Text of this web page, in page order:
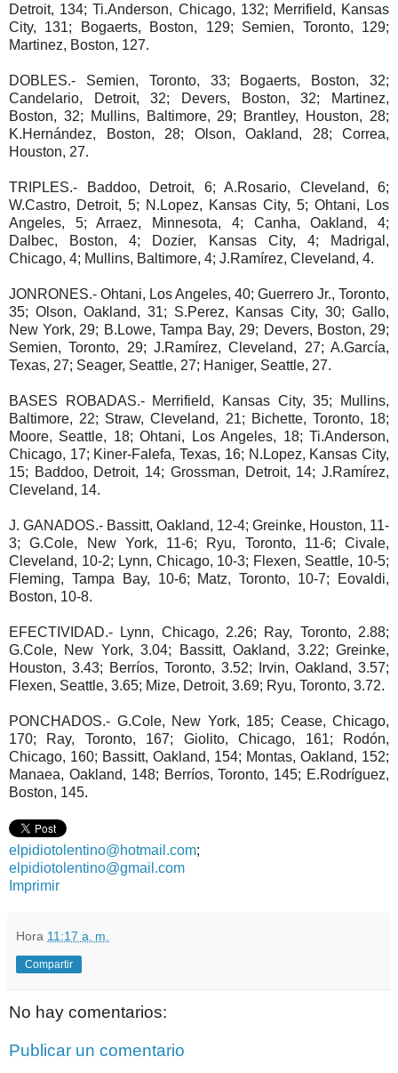
Detroit, 134; Ti.Anderson, Chicago, 132; Merrifield, Kansas
City, 131; Bogaerts, Boston, 129; Semien, Toronto, 129;
Martinez, Boston, 127.
DOBLES.- Semien, Toronto, 33; Bogaerts, Boston, 32;
Candelario, Detroit, 32; Devers, Boston, 32; Martinez,
Boston, 32; Mullins, Baltimore, 29; Brantley, Houston, 28;
K.Hernández, Boston, 28; Olson, Oakland, 28; Correa,
Houston, 27.
TRIPLES.- Baddoo, Detroit, 6; A.Rosario, Cleveland, 6;
W.Castro, Detroit, 5; N.Lopez, Kansas City, 5; Ohtani, Los
Angeles, 5; Arraez, Minnesota, 4; Canha, Oakland, 4;
Dalbec, Boston, 4; Dozier, Kansas City, 4; Madrigal,
Chicago, 4; Mullins, Baltimore, 4; J.Ramírez, Cleveland, 4.
JONRONES.- Ohtani, Los Angeles, 40; Guerrero Jr., Toronto,
35; Olson, Oakland, 31; S.Perez, Kansas City, 30; Gallo,
New York, 29; B.Lowe, Tampa Bay, 29; Devers, Boston, 29;
Semien, Toronto, 29; J.Ramírez, Cleveland, 27; A.García,
Texas, 27; Seager, Seattle, 27; Haniger, Seattle, 27.
BASES ROBADAS.- Merrifield, Kansas City, 35; Mullins,
Baltimore, 22; Straw, Cleveland, 21; Bichette, Toronto, 18;
Moore, Seattle, 18; Ohtani, Los Angeles, 18; Ti.Anderson,
Chicago, 17; Kiner-Falefa, Texas, 16; N.Lopez, Kansas City,
15; Baddoo, Detroit, 14; Grossman, Detroit, 14; J.Ramírez,
Cleveland, 14.
J. GANADOS.- Bassitt, Oakland, 12-4; Greinke, Houston, 11-
3; G.Cole, New York, 11-6; Ryu, Toronto, 11-6; Civale,
Cleveland, 10-2; Lynn, Chicago, 10-3; Flexen, Seattle, 10-5;
Fleming, Tampa Bay, 10-6; Matz, Toronto, 10-7; Eovaldi,
Boston, 10-8.
EFECTIVIDAD.- Lynn, Chicago, 2.26; Ray, Toronto, 2.88;
G.Cole, New York, 3.04; Bassitt, Oakland, 3.22; Greinke,
Houston, 3.43; Berríos, Toronto, 3.52; Irvin, Oakland, 3.57;
Flexen, Seattle, 3.65; Mize, Detroit, 3.69; Ryu, Toronto, 3.72.
PONCHADOS.- G.Cole, New York, 185; Cease, Chicago,
170; Ray, Toronto, 167; Giolito, Chicago, 161; Rodón,
Chicago, 160; Bassitt, Oakland, 154; Montas, Oakland, 152;
Manaea, Oakland, 148; Berríos, Toronto, 145; E.Rodríguez,
Boston, 145.
elpidiotolentino@hotmail.com;
elpidiotolentino@gmail.com
Imprimir
Hora 11:17 a. m.
Compartir
No hay comentarios:
Publicar un comentario